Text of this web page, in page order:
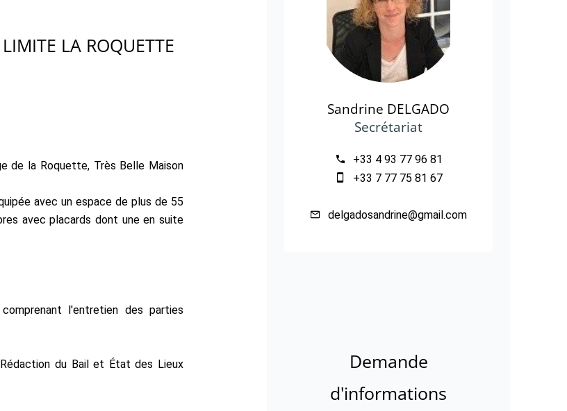
LA ROQUETTE
de la Roquette, Très Belle Maison
avec un espace de plus de 55
avec placards dont une en suite
l'entretien des parties
du Bail et État des Lieux
Sandrine DELGADO
Secrétariat
+33 4 93 77 96 81
+33 7 77 75 81 67
delgadosandrine@gmail.com
Demande
d'informations